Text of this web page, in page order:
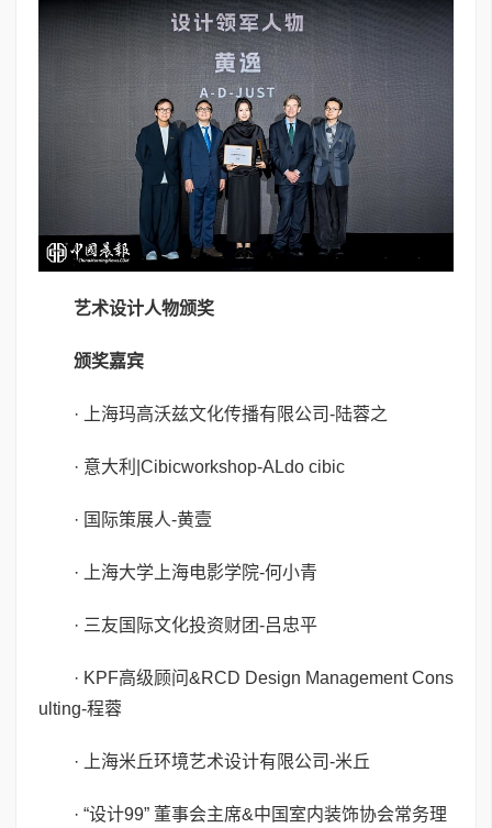
艺术设计人物颁奖
颁奖嘉宾
· 上海玛高沃兹文化传播有限公司-陆蓉之
· 意大利|Cibicworkshop-ALdo cibic
· 国际策展人-黄壹
· 上海大学上海电影学院-何小青
· 三友国际文化投资财团-吕忠平
· KPF高级顾问&RCD Design Management Cons
ulting-程蓉
· 上海米丘环境艺术设计有限公司-米丘
· “设计99” 董事会主席&中国室内装饰协会常务理